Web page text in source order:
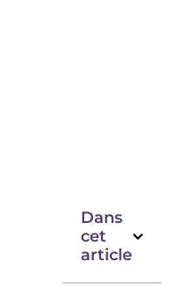
Dans
cet
article